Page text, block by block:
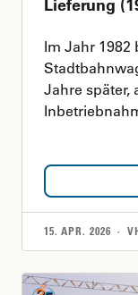
Lieferung
Im Jahr 1982
Jahre später,
15. APR. 2026 ·